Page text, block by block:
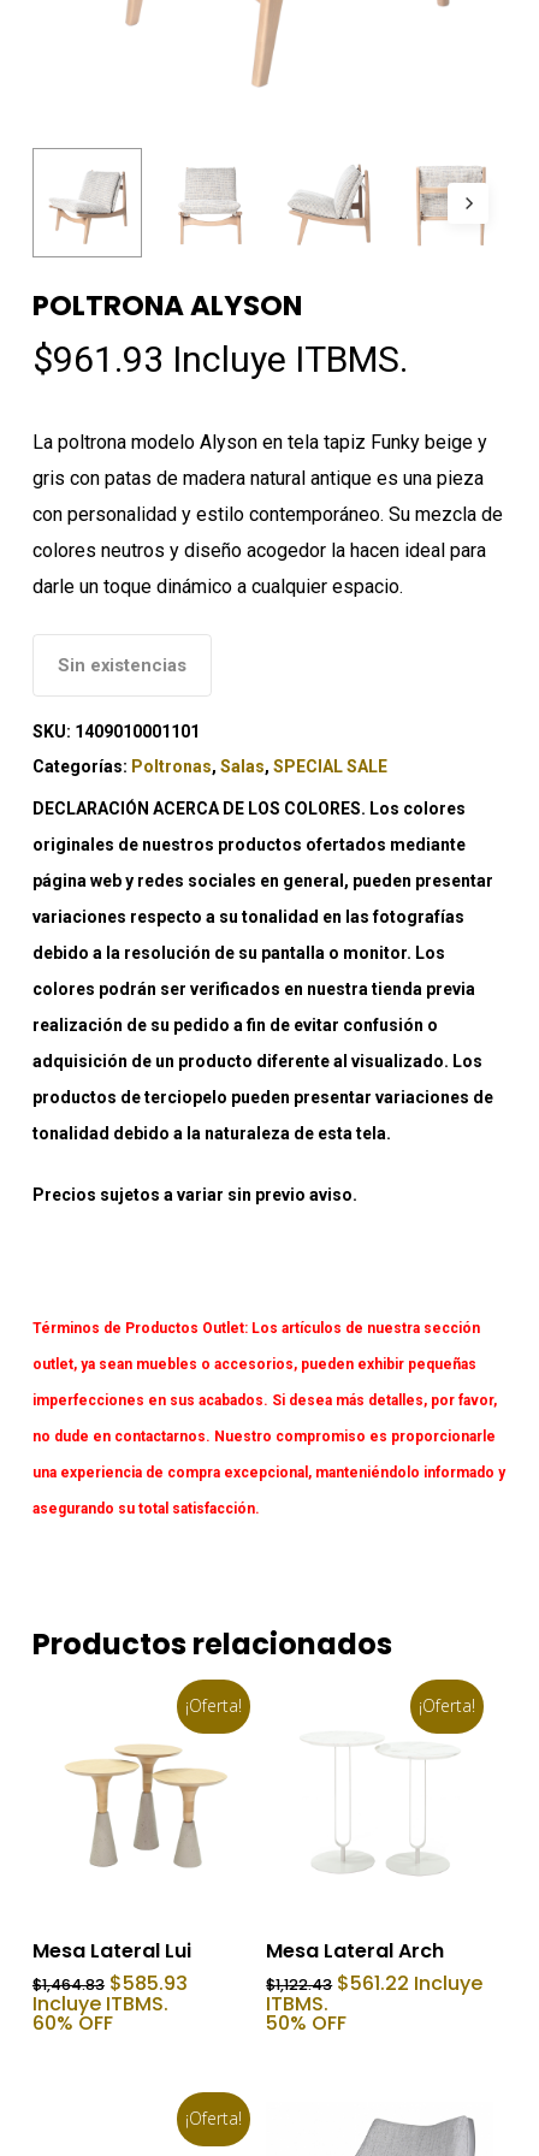
POLTRONA ALYSON
$961.93 Incluye ITBMS.
La poltrona modelo Alyson en tela tapiz Funky beige y
gris con patas de madera natural antique es una pieza
con personalidad y estilo contemporáneo. Su mezcla de
colores neutros y diseño acogedor la hacen ideal para
darle un toque dinámico a cualquier espacio.
Sin existencias
SKU: 1409010001101
Categorías: Poltronas, Salas, SPECIAL SALE
DECLARACIÓN ACERCA DE LOS COLORES. Los colores
originales de nuestros productos ofertados mediante
página web y redes sociales en general, pueden presentar
variaciones respecto a su tonalidad en las fotografías
debido a la resolución de su pantalla o monitor. Los
colores podrán ser verificados en nuestra tienda previa
realización de su pedido a fin de evitar confusión o
adquisición de un producto diferente al visualizado. Los
productos de terciopelo pueden presentar variaciones de
tonalidad debido a la naturaleza de esta tela.
Precios sujetos a variar sin previo aviso.
Términos de Productos Outlet:Los artículos de nuestra sección
outlet, ya sean muebles o accesorios, pueden exhibir pequeñas
imperfecciones en sus acabados. Si desea más detalles, por favor,
no dude en contactarnos. Nuestro compromiso es proporcionarle
una experiencia de compra excepcional, manteniéndolo informado y
asegurando su total satisfacción.
Productos relacionados
¡Oferta!
Añadir Al Carrito
Mesa Lateral Lui
$1,464.83 El
precio
original
$585.93El
Incluye ITBMS.
60% OFF
¡Oferta!
Añadir Al Carrito
Mesa Lateral Arch
$1,122.43 El
original
$561.22 El
precio
Incluye
ITBMS.
50% OFF
¡Oferta!